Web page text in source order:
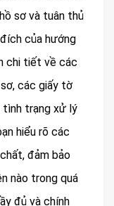
sơ và tuân thủ
của hướng
chi tiết về các
các giấy tờ
tình trạng xử lý
hiểu rõ các
đảm bảo
nào trong quá
đủ và chính